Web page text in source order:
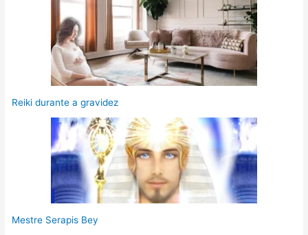
Reiki durante a gravidez
Mestre Serapis Bey